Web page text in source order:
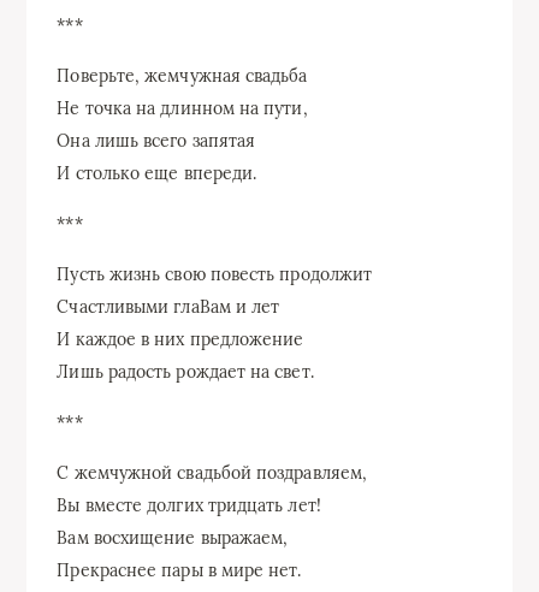
***
Поверьте, жемчужная свадьба
Не точка на длинном на пути,
Она лишь всего запятая
И столько еще впереди.
***
Пусть жизнь свою повесть продолжит
Счастливыми глаВам и лет
И каждое в них предложение
Лишь радость рождает на свет.
***
С жемчужной свадьбой поздравляем,
Вы вместе долгих тридцать лет!
Вам восхищение выражаем,
Прекраснее пары в мире нет.